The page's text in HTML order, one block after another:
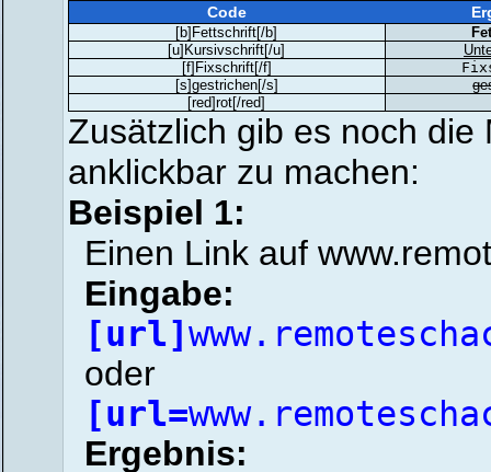
Code
[b]Fettschrift[/b]
[u]Kursivschrift[/u]
[f]Fixschrift[/f]
[s]gestrichen[/s]
[red]rot[/red]
Zusätzlich gib es noch
anklickbar zu machen:
Beispiel 1:
Einen Link auf
Eingabe:
[url]
oder
[url=
Ergebnis: